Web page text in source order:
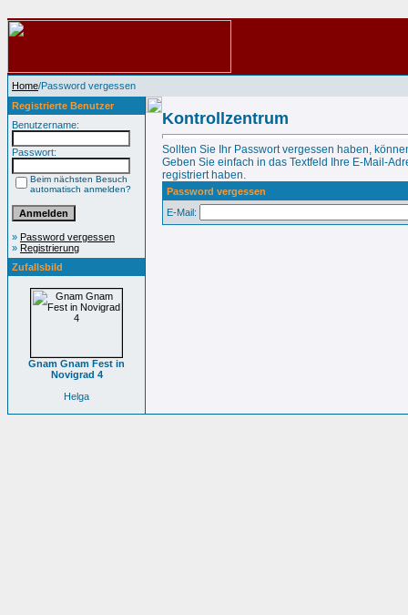
Home/Password vergessen
Registrierte Benutzer
Benutzername:
Passwort:
Beim nächsten Besuch
automatisch anmelden?
» Password vergessen
» Registrierung
Zufallsbild
Gnam Gnam Fest in
Novigrad 4
Helga
Kontrollzentrum
Sollten Sie Ihr Passwort vergessen haben,
Geben Sie einfach in das Textfeld Ihre E-Mail-
registriert haben.
Password vergessen
E-Mail: